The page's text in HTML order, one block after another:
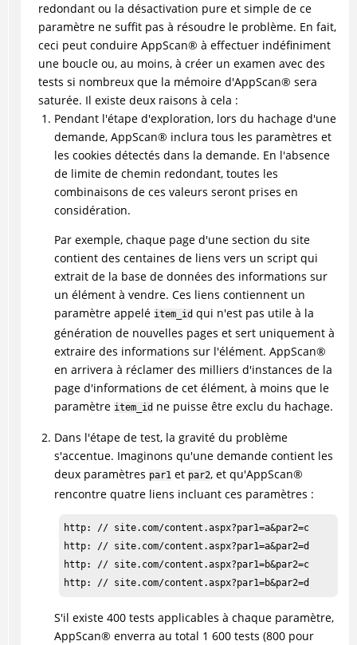
redondant ou la désactivation pure et simple de ce
paramètre ne suffit pas à résoudre le problème. En fait,
ceci peut conduire AppScan® à effectuer indéfiniment
une boucle ou, au moins, à créer un examen avec des
tests si nombreux que la mémoire d'AppScan® sera
saturée. Il existe deux raisons à cela :
Pendant l'étape d'exploration, lors du hachage d'une
demande, AppScan® inclura tous les paramètres et
les cookies détectés dans la demande. En l'absence
de limite de chemin redondant, toutes les
combinaisons de ces valeurs seront prises en
considération.
Par exemple, chaque page d'une section du site
contient des centaines de liens vers un script qui
extrait de la base de données des informations sur
un élément à vendre. Ces liens contiennent un
paramètre appelé item_idqui n'est pas utile à la
génération de nouvelles pages et sert uniquement à
extraire des informations sur l'élément. AppScan®
en arrivera à réclamer des milliers d'instances de la
page d'informations de cet élément, à moins que le
paramètre item_idne puisse être exclu du hachage.
Dans l'étape de test, la gravité du problème
s'accentue. Imaginons qu'une demande contient les
deux paramètres par1et par2, et qu'AppScan®
rencontre quatre liens incluant ces paramètres :
http: // site.com/content.aspx?par1=a&par2=c
http: // site.com/content.aspx?par1=a&par2=d
http: // site.com/content.aspx?par1=b&par2=c
http: // site.com/content.aspx?par1=b&par2=d
S'il existe 400 tests applicables à chaque paramètre,
AppScan® enverra au total 1 600 tests (800 pour